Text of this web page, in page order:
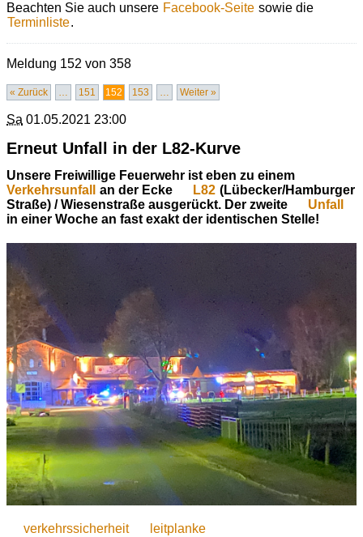
Beachten Sie auch unsere Facebook-Seite sowie die
Terminliste.
Meldung 152 von 358
« Zurück … 151 152 153 … Weiter »
Sa 01.05.2021 23:00
Erneut Unfall in der L82-Kurve
Unsere Freiwillige Feuerwehr ist eben zu einem
Verkehrsunfall
an der Ecke L82 (Lübecker/Hamburger
Straße) / Wiesenstraße ausgerückt. Der zweite
Unfall
in einer Woche an fast exakt der identischen Stelle!
verkehrssicherheit leitplanke